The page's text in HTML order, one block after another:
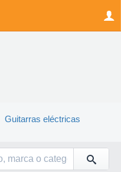
Guitarras eléctricas